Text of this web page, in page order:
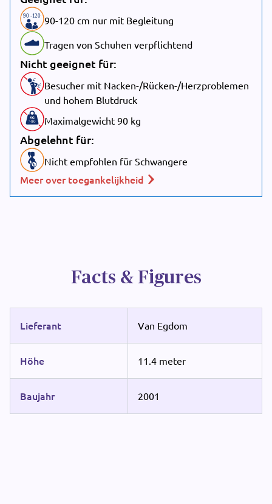
90 -120 90-120 cm nur mit Begleitung
Tragen von Schuhen verpflichtend
Nicht geeignet für:
Besucher mit Nacken-/Rücken-/Herzproblemen
und hohem Blutdruck
>90 Maximalgewicht 90 kg
Abgelehnt für:
Nicht empfohlen für Schwangere
Meer over toegankelijkheid
Facts & Figures
Lieferant Van Egdom
Höhe 11.4 meter
Baujahr 2001